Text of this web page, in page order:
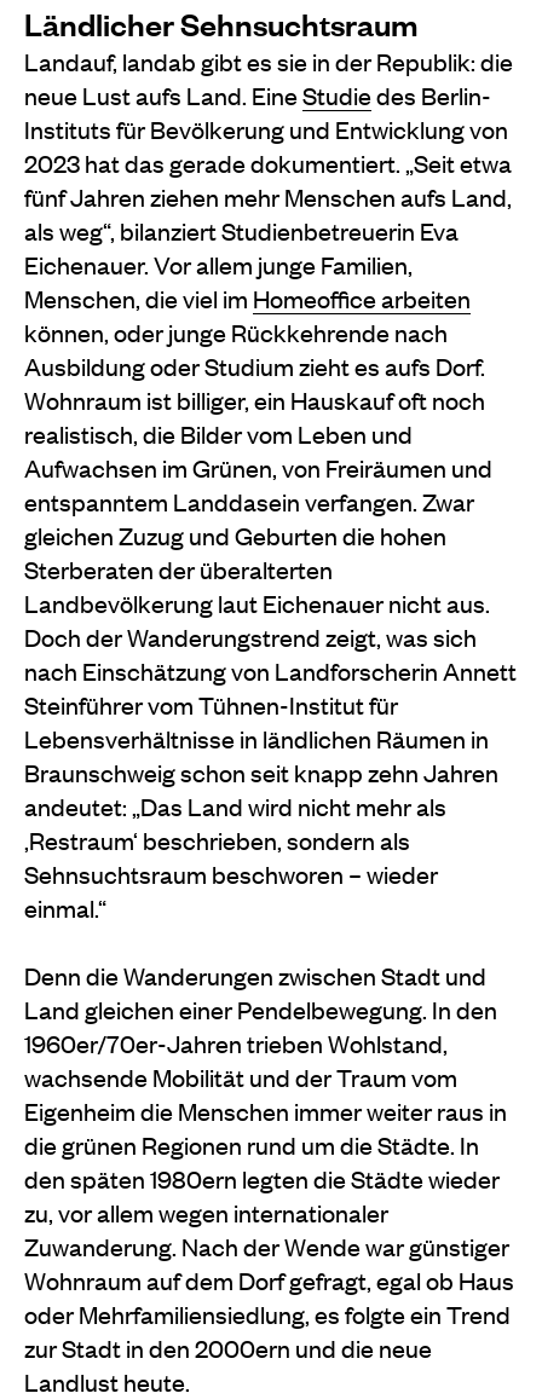
Ländlicher Sehnsuchtsraum
Landauf, landab gibt es sie in der Republik: die
neue Lust aufs Land. EineStudiedes Berlin-
Instituts für Bevölkerung und Entwicklung von
2023 hat das gerade dokumentiert. „Seit etwa
fünf Jahren ziehen mehr Menschen aufs Land,
als weg“, bilanziert Studienbetreuerin Eva
Eichenauer. Vor allem junge Familien,
Menschen, die viel im Homeoffice arbeiten
können, oder junge Rückkehrende nach
Ausbildung oder Studium zieht es aufs Dorf.
Wohnraum ist billiger, ein Hauskauf oft noch
realistisch, die Bilder vom Leben und
Aufwachsen im Grünen, von Freiräumen und
entspanntem Landdasein verfangen. Zwar
gleichen Zuzug und Geburten die hohen
Sterberaten der überalterten
Landbevölkerung laut Eichenauer nicht aus.
Doch der Wanderungstrend zeigt, was sich
nach Einschätzung von Landforscherin Annett
Steinführer vom Tühnen-Institut für
Lebensverhältnisse in ländlichen Räumen in
Braunschweig schon seit knapp zehn Jahren
andeutet: „Das Land wird nicht mehr als
‚Restraum‘ beschrieben, sondern als
Sehnsuchtsraum beschworen – wieder
einmal.“
Denn die Wanderungen zwischen Stadt und
Land gleichen einer Pendelbewegung. In den
1960er/70er-Jahren trieben Wohlstand,
wachsende Mobilität und der Traum vom
Eigenheim die Menschen immer weiter raus in
die grünen Regionen rund um die Städte. In
den späten 1980ern legten die Städte wieder
zu, vor allem wegen internationaler
Zuwanderung. Nach der Wende war günstiger
Wohnraum auf dem Dorf gefragt, egal ob Haus
oder Mehrfamiliensiedlung, es folgte ein Trend
zur Stadt in den 2000ern und die neue
Landlust heute.